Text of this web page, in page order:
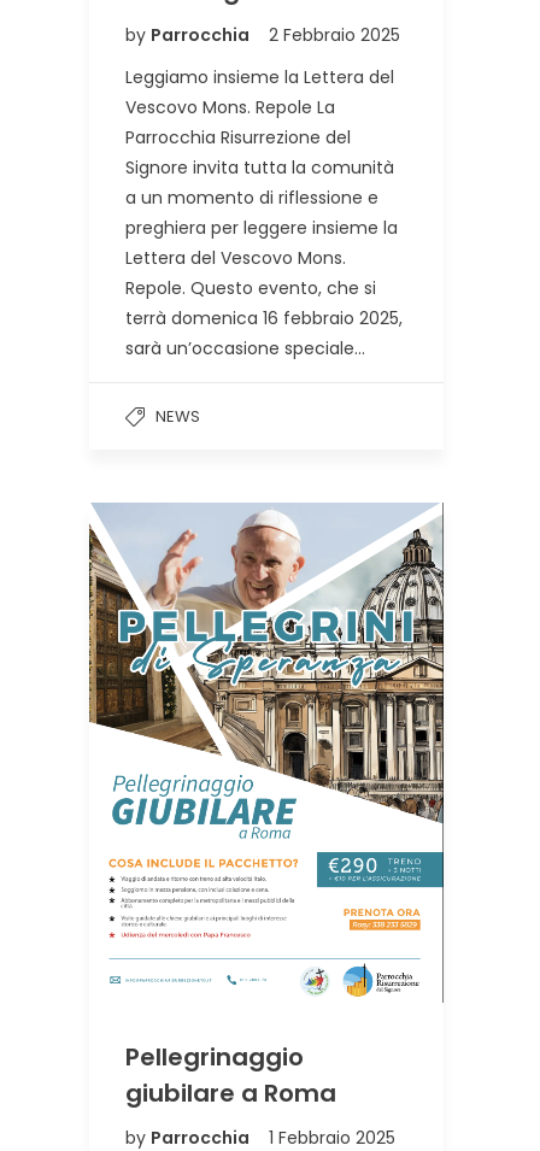
by Parrocchia
2 Febbraio 2025
Leggiamo insieme la Lettera del
Vescovo Mons. Repole La
Parrocchia Risurrezione del
Signore invita tutta la comunità
a un momento di riflessione e
preghiera per leggere insieme la
Lettera del Vescovo Mons.
Repole. Questo evento, che si
terrà domenica 16 febbraio 2025,
sarà un’occasione speciale…
NEWS
Pellegrinaggio
giubilare a Roma
by Parrocchia
1 Febbraio 2025